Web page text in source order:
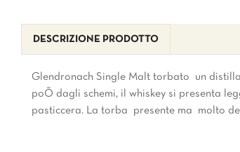
DESCRIZIONE PRODOTTO
Glendronach Single Malt torbato  un
poÕ dagli schemi, il whiskey si presenta
pasticcera. La torba  presente ma  molto